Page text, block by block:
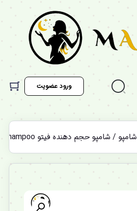
ورود عضویت
شامپو/ شامپو حجم دهنده فیتو Phyto Volume Volumizing Shampoo